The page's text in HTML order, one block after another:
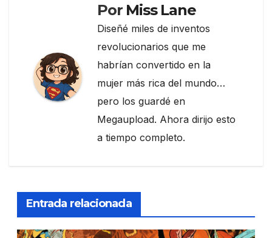
Por Miss Lane
Diseñé miles de inventos
revolucionarios que me
habrían convertido en la
mujer más rica del mundo…
pero los guardé en
Megaupload. Ahora dirijo esto
a tiempo completo.
Entrada relacionada